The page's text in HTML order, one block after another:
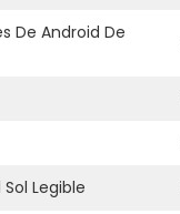
De Android De
Sol Legible